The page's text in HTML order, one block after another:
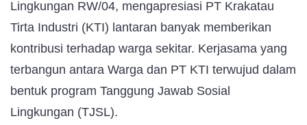
Lingkungan RW/04, mengapresiasi PT Krakatau
Tirta Industri (KTI) lantaran banyak memberikan
kontribusi terhadap warga sekitar. Kerjasama yang
terbangun antara Warga dan PT KTI terwujud dalam
bentuk program Tanggung Jawab Sosial
Lingkungan (TJSL).